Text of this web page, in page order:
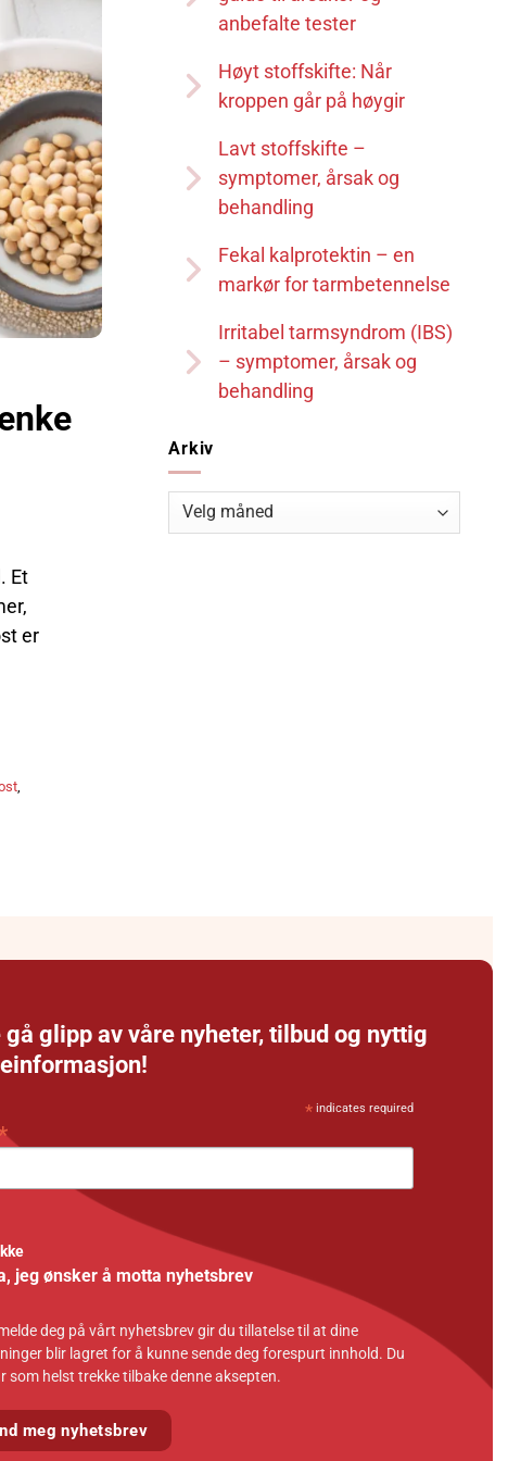
Et
er
anbefalte tester
Høyt stoffskifte: Når
kroppen går på høygir
Lavt stoffskifte –
symptomer, årsak og
behandling
Fekal kalprotektin – en
markør for tarmbetennelse
Irritabel tarmsyndrom (IBS)
– symptomer, årsak og
behandling
Arkiv
gå glipp av våre nyheter, tilbud og nyttig
* indicates required
jeg ønsker å motta nyhetsbrev
deg på vårt nyhetsbrev gir du tillatelse til at dine
blir lagret for å kunne sende deg forespurt innhold. Du
som helst trekke tilbake denne aksepten.